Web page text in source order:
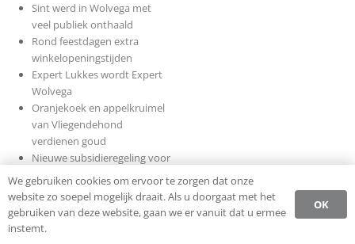
Sint werd in Wolvega met
veel publiek onthaald
Rond feestdagen extra
winkelopeningstijden
Expert Lukkes wordt Expert
Wolvega
Oranjekoek en appelkruimel
van Vliegendehond
verdienen goud
Nieuwe subsidieregeling voor
mkb’ers met exportwens –
Provincie Fryslân
Vitablend Wolvega viert 15-
jarig bestaan
We gebruiken cookies om ervoor te zorgen dat onze
website zo soepel mogelijk draait. Als u doorgaat met het
gebruiken van deze website, gaan we er vanuit dat u ermee
instemt.
OK